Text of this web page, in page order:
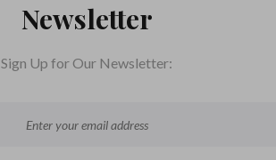
Newsletter
Sign Up for Our Newsletter: